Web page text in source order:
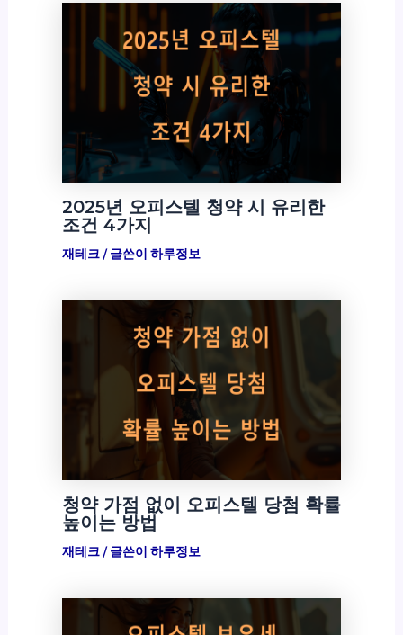
2025년 오피스텔 청약 시 유리한
조건 4가지
재테크/ 글쓴이 하루정보
청약 가점 없이 오피스텔 당첨 확률
높이는 방법
재테크/ 글쓴이 하루정보